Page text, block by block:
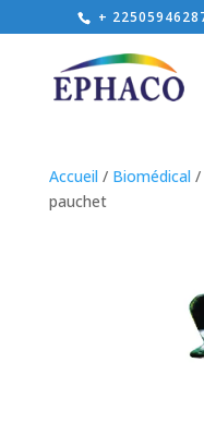
+
Accueil / Biomédical /
pauchet